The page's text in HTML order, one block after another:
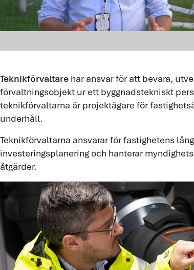
Teknikförvaltare har ansvar för att bevara,
förvaltningsobjekt ur ett byggnadstekniskt
teknikförvaltarna är projektägare för
underhåll.
Teknikförvaltarna ansvarar för fastighetens
investeringsplanering och hanterar
åtgärder.